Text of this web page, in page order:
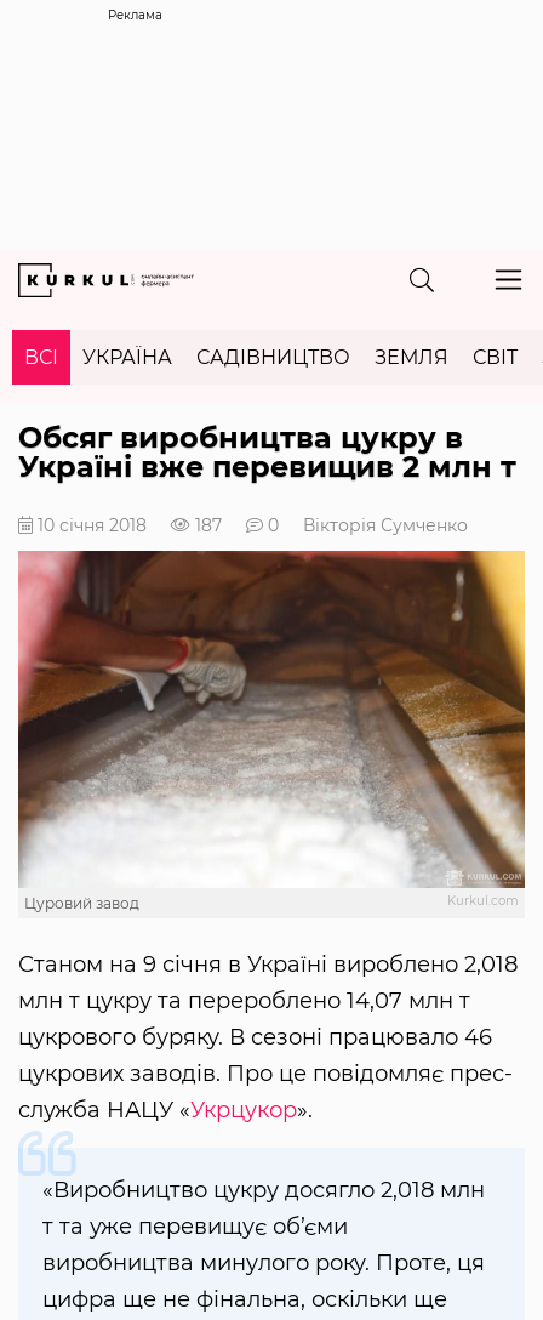
Реклама
ВСІ УКРАЇНА САДІВНИЦТВО ЗЕМЛЯ СВІТ
Обсяг виробництва цукру в
Україні вже перевищив 2 млн т
10 січня 2018 187 0 Вікторія Сумченко
Kurkul.com
Цуровий завод
Станом на 9 січня в Україні вироблено 2,018
млн т цукру та перероблено 14,07 млн т
цукрового буряку. В сезоні працювало 46
цукрових заводів. Про це повідомляє прес-
служба НАЦУ «Укрцукор».
«Виробництво цукру досягло 2,018 млн
т та уже перевищує об’єми
виробництва минулого року. Проте, ця
цифра ще не фінальна, оскільки ще